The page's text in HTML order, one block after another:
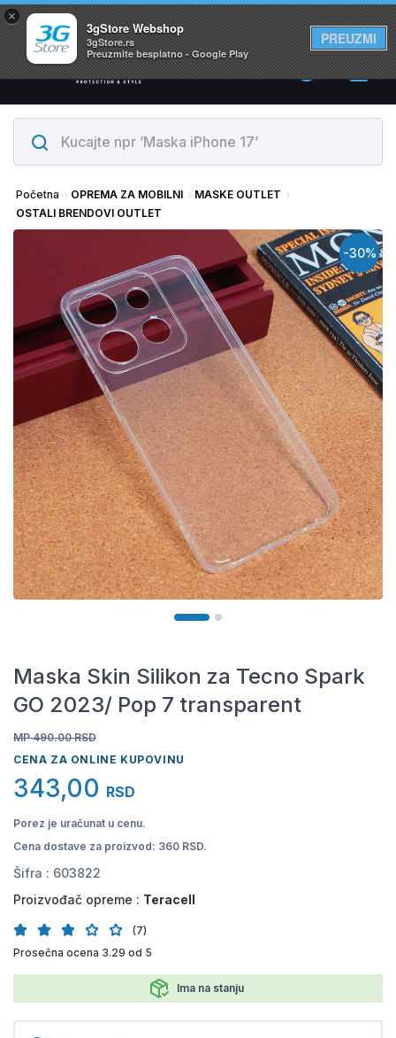
×
3gStore Webshop
3gStore.rs
Preuzmite besplatno - Google Play
PREUZMI
Svi proizvodi su na lageru. Slanje istog dana!
0
Početna OPREMA ZA MOBILNI
MASKE OUTLET
OSTALI BRENDOVI OUTLET
-30%
Maska Skin Silikon za Tecno Spark
GO 2023/ Pop 7 transparent
MP 490.00 RSD
CENA ZA ONLINE KUPOVINU
343,00 RSD
Porez je uračunat u cenu.
Cena dostave za proizvod: 360 RSD.
Šifra : 603822
Proizvođač opreme : Teracell
(7)
Prosečna ocena 3.29 od 5
Ima na stanju